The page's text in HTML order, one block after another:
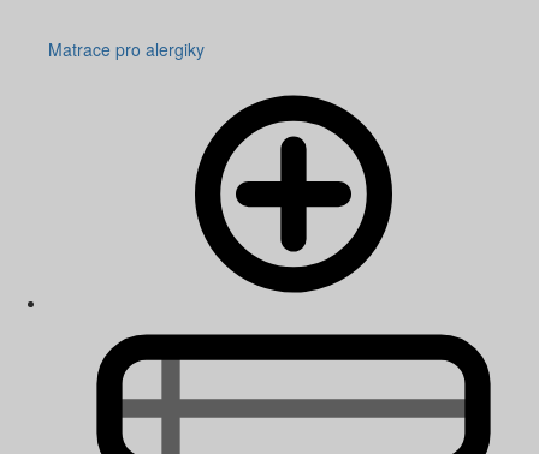
Matrace pro alergiky